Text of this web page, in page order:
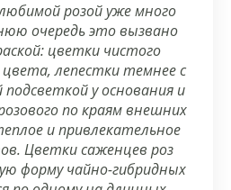
розой уже много
очередь это вызвано
цветки чистого
цвета, лепестки темнее с
у основания и
по краям внешних
и привлекательное
Цветки саженцев роз
форму чайно-гибридных